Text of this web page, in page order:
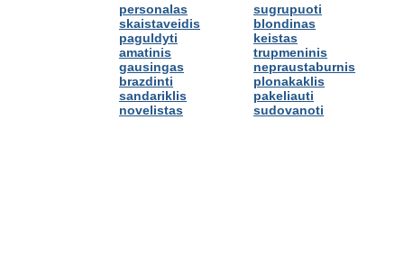
personalas
skaistaveidis
paguldyti
amatinis
gausingas
brazdinti
sandariklis
novelistas
sugrupuoti
blondinas
keistas
trupmeninis
nepraustaburnis
plonakaklis
pakeliauti
sudovanoti